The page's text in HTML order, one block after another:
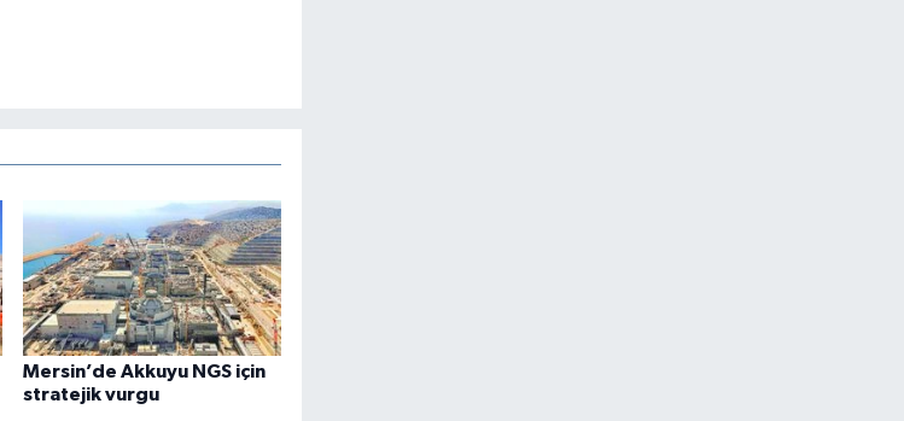
Mersin’de Akkuyu NGS için
stratejik vurgu